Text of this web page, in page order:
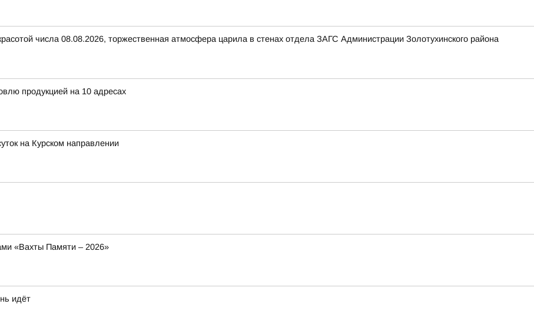
числа 08.08.2026, торжественная атмосфера царила в стенах отдела ЗАГС Администрации Золотухинского района
продукцией на 10 адресах
на Курском направлении
«Вахты Памяти – 2026»
идёт